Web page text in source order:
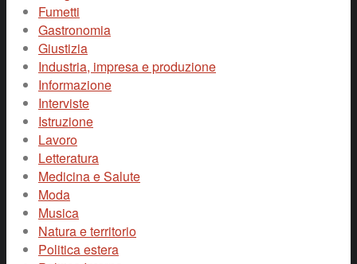
Fumetti
Gastronomia
Giustizia
Industria, impresa e produzione
Informazione
Interviste
Istruzione
Lavoro
Letteratura
Medicina e Salute
Moda
Musica
Natura e territorio
Politica estera